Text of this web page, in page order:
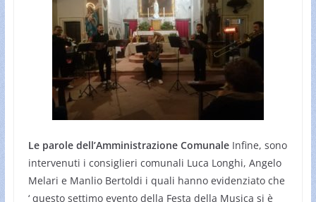
Le parole dell’Amministrazione ComunaleInfine, sono
intervenuti i consiglieri comunali Luca Longhi, Angelo
Melari e Manlio Bertoldi i quali hanno evidenziato che
‘ questo settimo evento della Festa della Musica si è